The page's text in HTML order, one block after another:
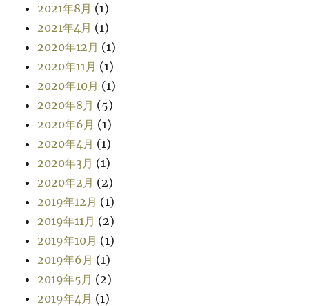
2021年8月 (1)
2021年4月 (1)
2020年12月 (1)
2020年11月 (1)
2020年10月 (1)
2020年8月 (5)
2020年6月 (1)
2020年4月 (1)
2020年3月 (1)
2020年2月 (2)
2019年12月 (1)
2019年11月 (2)
2019年10月 (1)
2019年6月 (1)
2019年5月 (2)
2019年4月 (1)